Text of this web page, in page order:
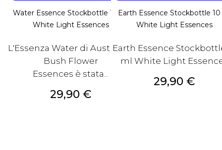
Water Essence Stockbottle 10 Ml
White Light Essences
L'Essenza Water di Australian
Bush Flower
Essences è stata...
Prezzo
29,90 €
Earth Essence Stockbottle 10
White Light Essences
Earth Essence
ml White Light
Prezzo
29,90 €